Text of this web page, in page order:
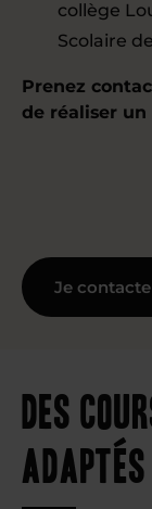
collège
Scolaire
Prenez
de réaliser
Je
Des